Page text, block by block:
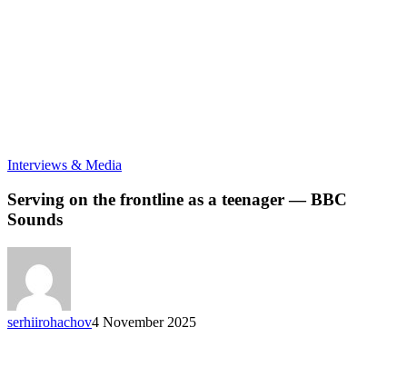
Interviews & Media
the
Serving on the frontline as a teenager — BBC
Sounds
serhiirohachov4 November 2025